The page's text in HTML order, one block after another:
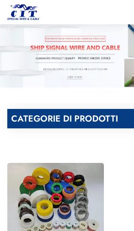
CIT SPECIAL CABLE Co., Ltd.
English
Français
Italiano
CATEGORIE DI PRODOTTI